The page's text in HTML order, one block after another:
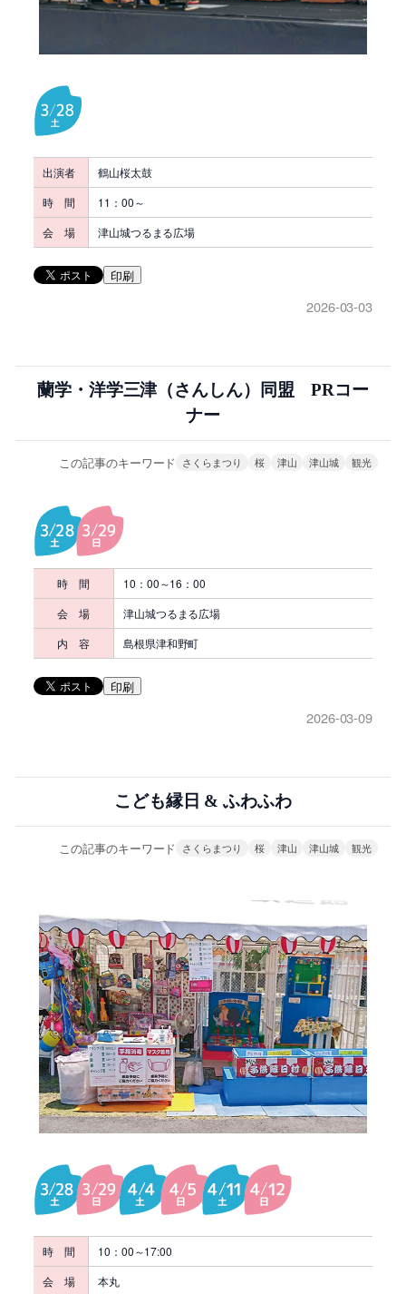
出演者
鶴山桜太鼓
時 間
11：00～
会 場
津山城つるまる広場
印刷
2026-03-03
蘭学・洋学三津（さんしん）同盟 PRコー
ナー
この記事のキーワード さくらまつり 桜 津山 津山城 観光
時 間
10：00～16：00
会 場
津山城つるまる広場
内 容
島根県津和野町
印刷
2026-03-09
こども縁日 & ふわふわ
この記事のキーワード さくらまつり 桜 津山 津山城 観光
時 間
10：00～17:00
会 場
本丸